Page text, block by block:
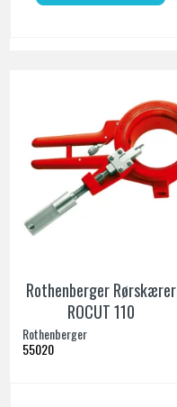
Rothenberger Rørskærer
ROCUT 110
Rothenberger
55020